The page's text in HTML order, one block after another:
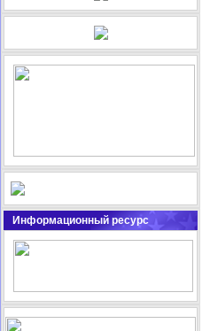
Информационный ресурс